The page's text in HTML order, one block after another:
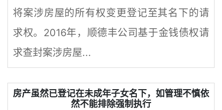
将案涉房屋的所有权变更登记至其名下的请
求权。2016年，顺德丰公司基于金钱债权请
求查封案涉房屋...
房产虽然已登记在未成年子女名下，如管理不慎依
然不能排除强制执行